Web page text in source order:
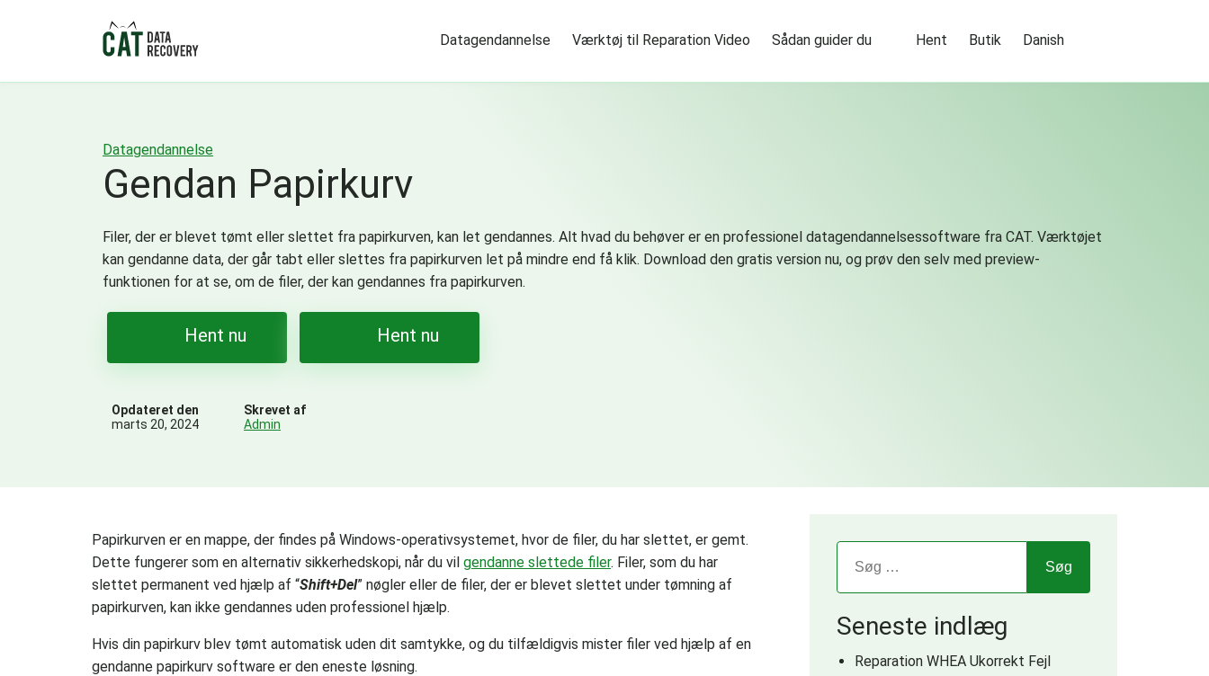
Datagendannelse Værktøj til Reparation Video Sådan guider du Hent Butik Danish
Datagendannelse
Gendan Papirkurv
Filer, der er blevet tømt eller slettet fra papirkurven, kan let gendannes. Alt hvad du behøver er en professionel datagendannelsessoftware fra CAT. Værktøjet
kan gendanne data, der går tabt eller slettes fra papirkurven let på mindre end få klik. Download den gratis version nu, og prøv den selv med preview-
funktionen for at se, om de filer, der kan gendannes fra papirkurven.
Hent nu Hent nu
Opdateret den
marts 20, 2024
Skrevet af
Admin
Papirkurven er en mappe, der findes på Windows-operativsystemet, hvor de filer, du har slettet, er gemt.
Dette fungerer som en alternativ sikkerhedskopi, når du vil gendanne slettede filer. Filer, som du har
slettet permanent ved hjælp af “Shift+Del” nøgler eller de filer, der er blevet slettet under tømning af
papirkurven, kan ikke gendannes uden professionel hjælp.
Hvis din papirkurv blev tømt automatisk uden dit samtykke, og du tilfældigvis mister filer ved hjælp af en
gendanne papirkurv software er den eneste løsning.
Seneste indlæg
Reparation WHEA Ukorrekt Fejl